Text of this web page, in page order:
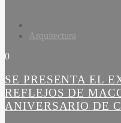
Arquitectura
0
SE PRESENTA EL
REFLEJOS DE
ANIVERSARIO DE